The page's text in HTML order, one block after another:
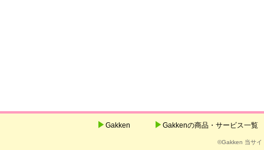
Gakken Gakkenの商品・サービス一覧
©Gakken 当サイ